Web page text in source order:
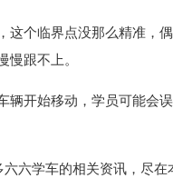
个临界点没那么精准，
慢跟不上。
开始移动，学员可能会
六学车的相关资讯，尽在